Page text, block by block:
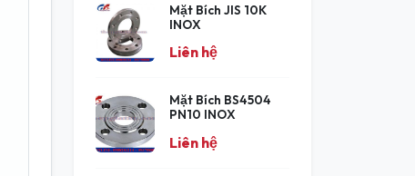
Mặt Bích JIS 10K
INOX
Liên hệ
Mặt Bích BS4504
PN10 INOX
Liên hệ